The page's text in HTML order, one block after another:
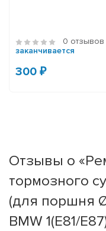
0 отзывов
заканчивается
300 ₽
Отзывы о
тормозного
(для поршня
BMW 1(E81/